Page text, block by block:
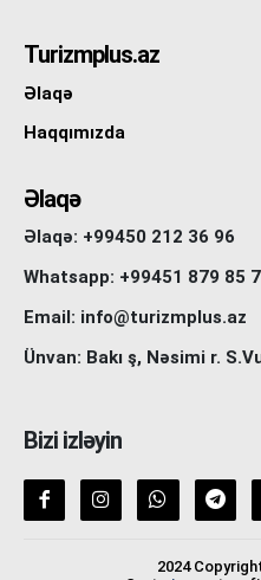
Turizmplus.az
Əlaqə
Haqqımızda
Əlaqə
Əlaqə: +99450 212 36 96
Whatsapp: +99451 879 85
Email: info@turizmplus.az
Ünvan: Bakı ş, Nəsimi r.
Bizi izləyin
2024